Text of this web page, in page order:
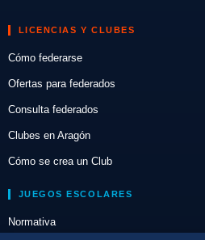
LICENCIAS Y CLUBES
Cómo federarse
Ofertas para federados
Consulta federados
Clubes en Aragón
Cómo se crea un Club
JUEGOS ESCOLARES
Normativa